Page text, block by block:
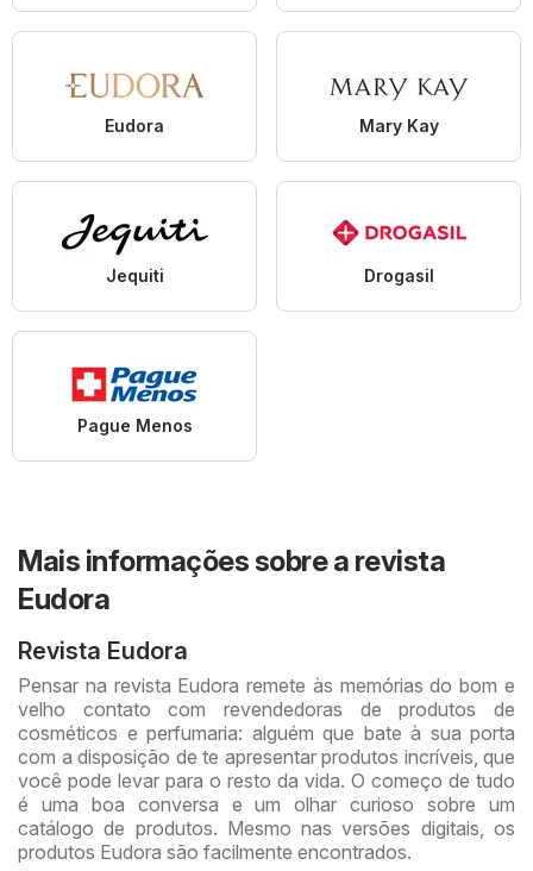
Eudora Mary Kay
Jequiti Drogasil
Pague Menos
Mais informações sobre a revista
Eudora
Revista Eudora
Pensar na revista Eudora remete às memórias do bom e
velho contato com revendedoras de produtos de
cosméticos e perfumaria: alguém que bate à sua porta
com a disposição de te apresentar produtos incríveis, que
você pode levar para o resto da vida. O começo de tudo
é uma boa conversa e um olhar curioso sobre um
catálogo de produtos. Mesmo nas versões digitais, os
produtos Eudora são facilmente encontrados.